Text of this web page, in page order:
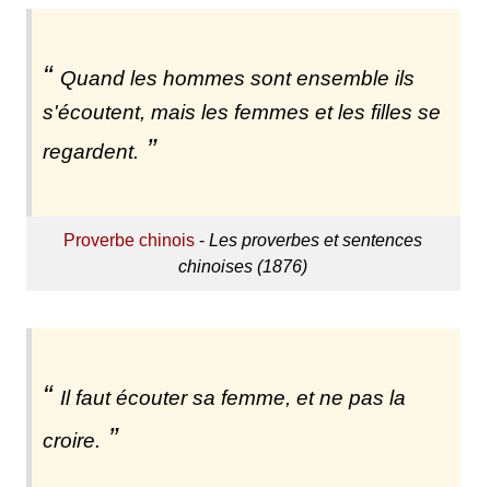
Quand les hommes sont ensemble ils
s'écoutent, mais les femmes et les filles se
regardent.
Proverbe chinois -Les proverbes et sentences
chinoises (1876)
Il faut écouter sa femme, et ne pas la
croire.